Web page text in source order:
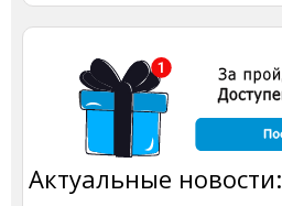
Актуальные новости: